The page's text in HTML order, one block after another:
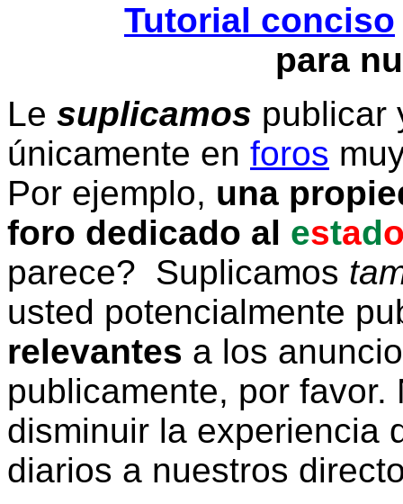
Tutorial conciso
para
Le suplicamos publicar
únicamente en foros
Por ejemplo, una
foro dedicado al estad
parece? Suplicamos
usted potencialmente
relevantes a los
publicamente, por
disminuir la experiencia
diarios a nuestros